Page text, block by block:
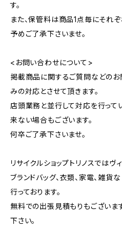
す。
また、保管料は商品1点毎にそれぞ
予めご了承下さいませ。
<お問い合わせについて>
掲載商品に関するご質問などのお
みの対応とさせて頂きます。
店頭業務と並行して対応を行って
来ない場合もございます。
何卒ご了承下さいませ。
リサイクルショップトリノスではヴ
ブランドバッグ、衣類、家電、雑貨
行っております。
無料での出張見積もりもございま
下さい。